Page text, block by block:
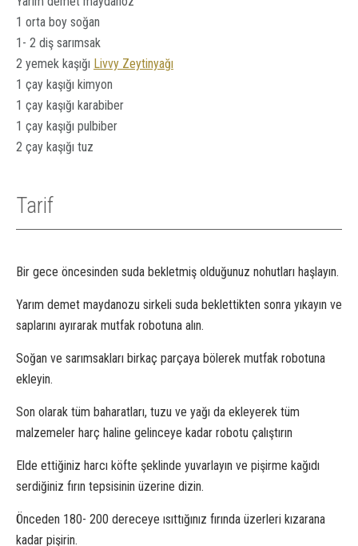
1 orta boy soğan
1- 2 diş sarımsak
2 yemek kaşığı Livvy Zeytinyağı
1 çay kaşığı kimyon
1 çay kaşığı karabiber
1 çay kaşığı pulbiber
2 çay kaşığı tuz
Tarif
Bir gece öncesinden suda bekletmiş olduğunuz nohutları haşlayın.
Yarım demet maydanozu sirkeli suda beklettikten sonra yıkayın ve
saplarını ayırarak mutfak robotuna alın.
Soğan ve sarımsakları birkaç parçaya bölerek mutfak robotuna
ekleyin.
Son olarak tüm baharatları, tuzu ve yağı da ekleyerek tüm
malzemeler harç haline gelinceye kadar robotu çalıştırın
Elde ettiğiniz harcı köfte şeklinde yuvarlayın ve pişirme kağıdı
serdiğiniz fırın tepsisinin üzerine dizin.
Önceden 180- 200 dereceye ısıttığınız fırında üzerleri kızarana
kadar pişirin.